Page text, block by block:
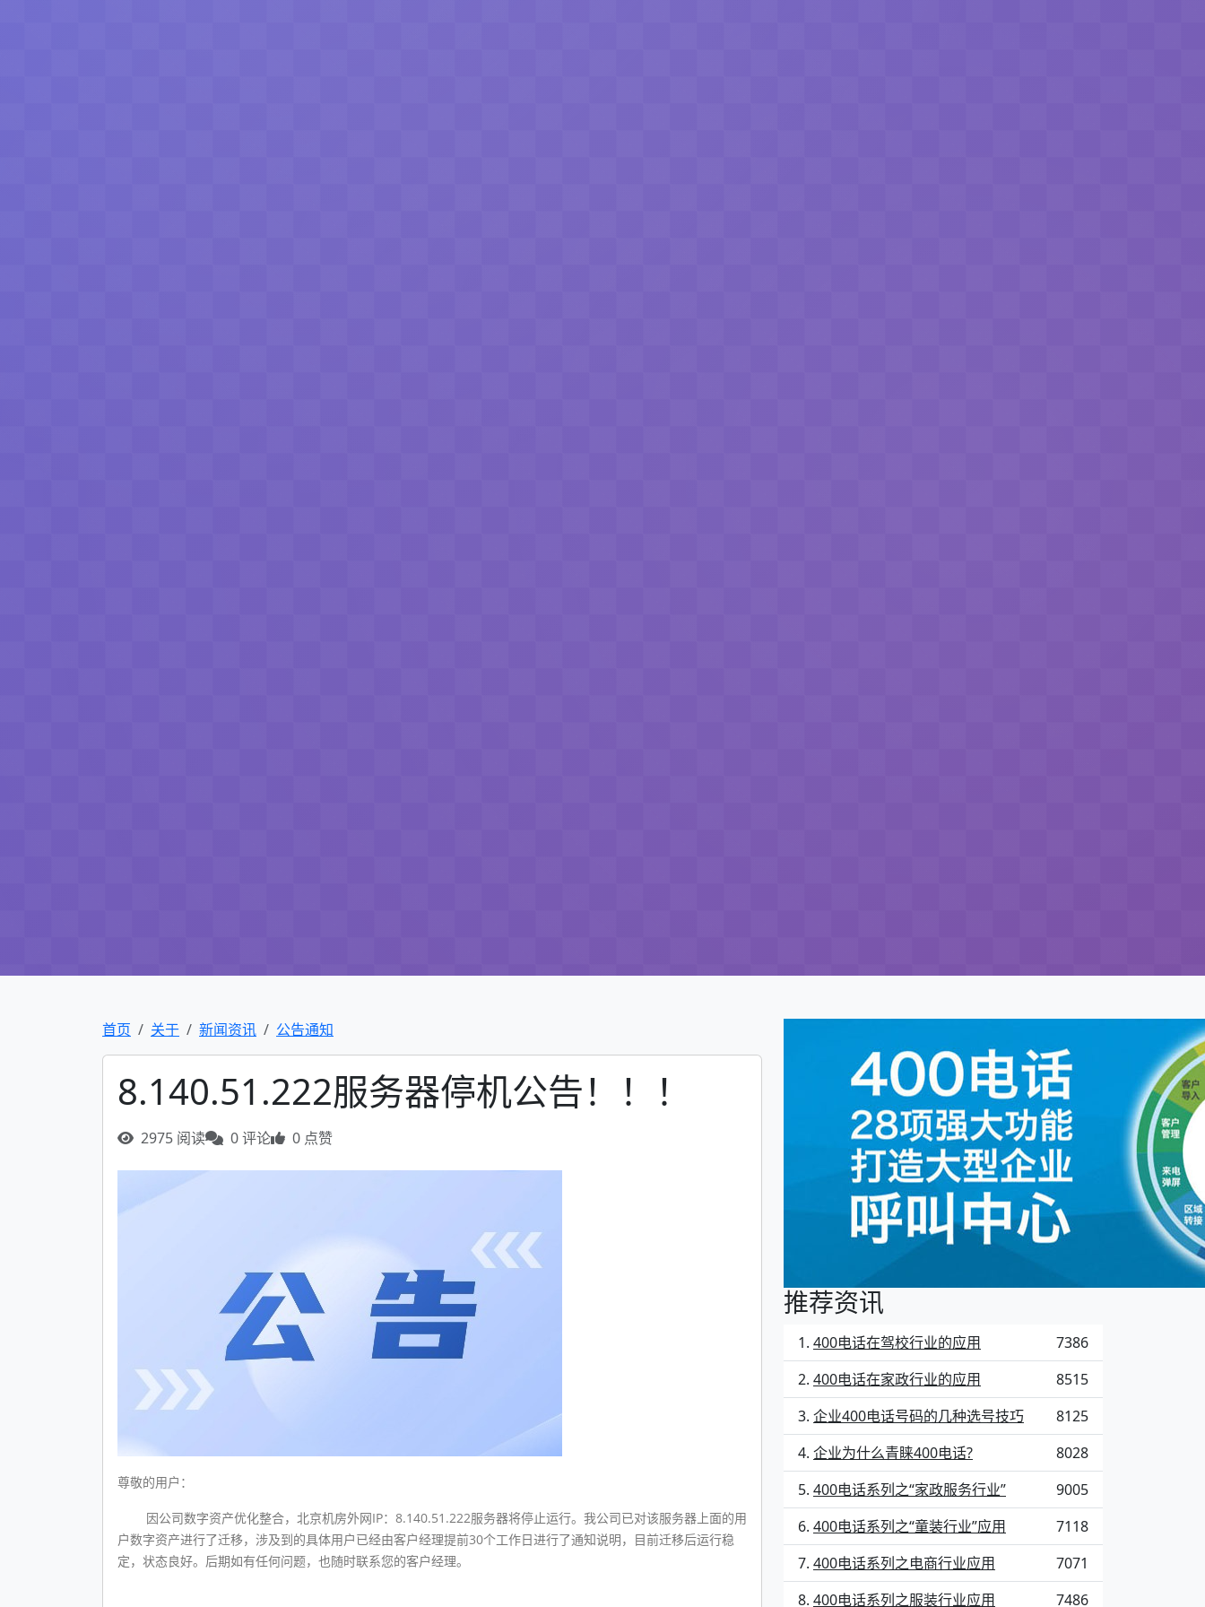
首页 关于 新闻资讯 公告通知
8.140.51.222服务器停机公告！！！
2975 阅读 0 评论 0 点赞
尊敬的用户：
因公司数字资产优化整合，北京机房外网IP：8.140.51.222服务器将停止运行。我公司已对该服务器上面的用
户数字资产进行了迁移，涉及到的具体用户已经由客户经理提前30个工作日进行了通知说明，目前迁移后运行稳
定，状态良好。后期如有任何问题，也随时联系您的客户经理。
推荐资讯
400电话在驾校行业的应用
7386
400电话在家政行业的应用
8515
企业400电话号码的几种选号技巧
8125
企业为什么青睐400电话?
8028
400电话系列之“家政服务行业”
9005
400电话系列之“童装行业”应用
7118
400电话系列之电商行业应用
7071
400电话系列之服装行业应用
7486